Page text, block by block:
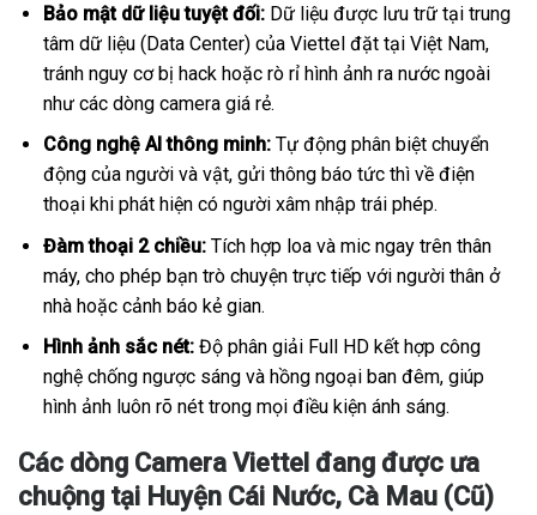
Bảo mật dữ liệu tuyệt đối:Dữ liệu được lưu trữ tại trung
tâm dữ liệu (Data Center) của Viettel đặt tại Việt Nam,
tránh nguy cơ bị hack hoặc rò rỉ hình ảnh ra nước ngoài
như các dòng camera giá rẻ.
Công nghệ AI thông minh:Tự động phân biệt chuyển
động của người và vật, gửi thông báo tức thì về điện
thoại khi phát hiện có người xâm nhập trái phép.
Đàm thoại 2 chiều:Tích hợp loa và mic ngay trên thân
máy, cho phép bạn trò chuyện trực tiếp với người thân ở
nhà hoặc cảnh báo kẻ gian.
Hình ảnh sắc nét:Độ phân giải Full HD kết hợp công
nghệ chống ngược sáng và hồng ngoại ban đêm, giúp
hình ảnh luôn rõ nét trong mọi điều kiện ánh sáng.
Các dòng Camera Viettel đang được ưa
chuộng tại Huyện Cái Nước, Cà Mau (Cũ)